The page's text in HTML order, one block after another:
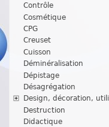
Contrôle
Cosmétique
CPG
Creuset
Cuisson
Déminéralisation
Dépistage
Désagrégation
Design, décoration,
Destruction
Didactique